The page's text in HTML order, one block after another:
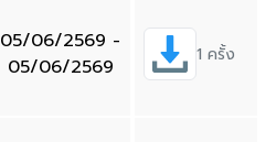
05/06/2569 -
05/06/2569
1 ครั้ง